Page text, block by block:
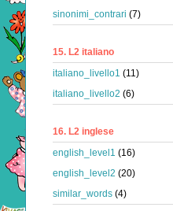
sinonimi_contrari (7)
15. L2 italiano
italiano_livello1 (11)
italiano_livello2 (6)
16. L2 inglese
english_level1 (16)
english_level2 (20)
similar_words (4)